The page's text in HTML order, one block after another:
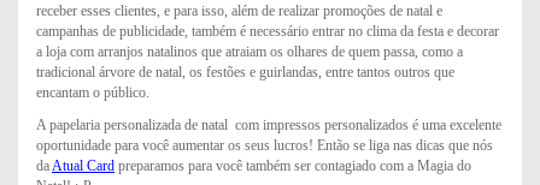
receber esses clientes, e para isso, além de realizar promoções de natal e
campanhas de publicidade, também é necessário entrar no clima da festa e decorar
a loja com arranjos natalinos que atraiam os olhares de quem passa, como a
tradicional árvore de natal, os festões e guirlandas, entre tantos outros que
encantam o público.
A papelaria personalizada de natal com impressos personalizados é uma excelente
oportunidade para você aumentar os seus lucros! Então se liga nas dicas que nós
da Atual Card preparamos para você também ser contagiado com a Magia do